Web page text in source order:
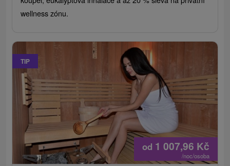
wellness zónu.
TIP
od 1 007,96 Kč
/noc/osoba